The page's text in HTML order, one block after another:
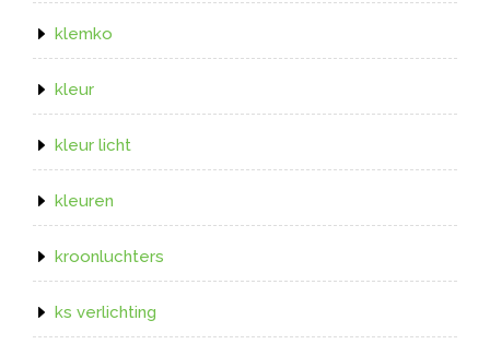
klemko
kleur
kleur licht
kleuren
kroonluchters
ks verlichting